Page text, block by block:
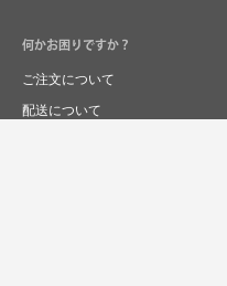
何かお困りですか？
ご注文について
配送について